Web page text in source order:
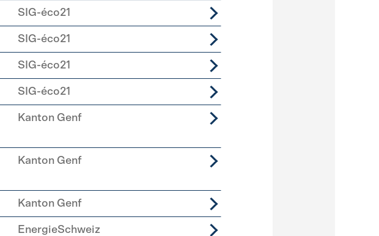
SIG-éco21
SIG-éco21
SIG-éco21
SIG-éco21
Kanton Genf
Kanton Genf
Kanton Genf
EnergieSchweiz